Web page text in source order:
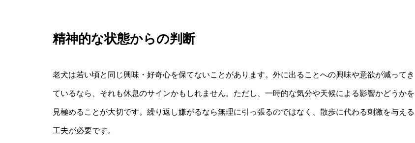
精神的な状態からの判断
老犬は若い頃と同じ興味・好奇心を保てないことがあります。外に出ることへの興味や意欲が減ってき
ているなら、それも休息のサインかもしれません。ただし、一時的な気分や天候による影響かどうかを
見極めることが大切です。繰り返し嫌がるなら無理に引っ張るのではなく、散歩に代わる刺激を与える
工夫が必要です。